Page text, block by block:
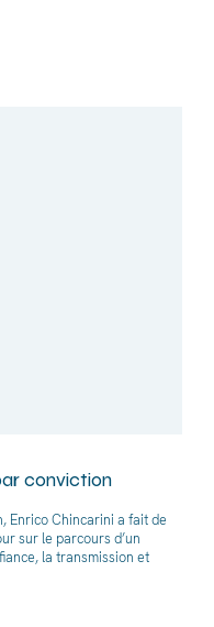
conviction
Enrico Chincarini a fait de
sur le parcours d’un
la transmission et